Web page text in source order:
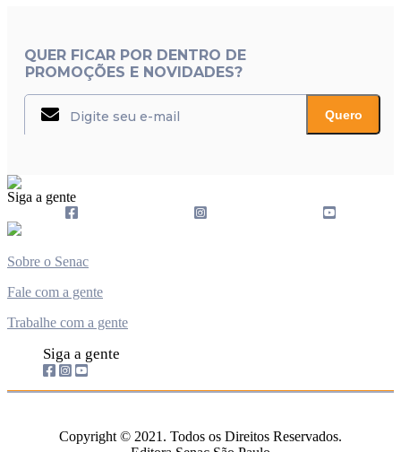
QUER FICAR POR DENTRO DE
PROMOÇÕES E NOVIDADES?
Quero
Siga a gente
Sobre o Senac
Fale com a gente
Trabalhe com a gente
Siga a gente
Copyright © 2021. Todos os Direitos Reservados.